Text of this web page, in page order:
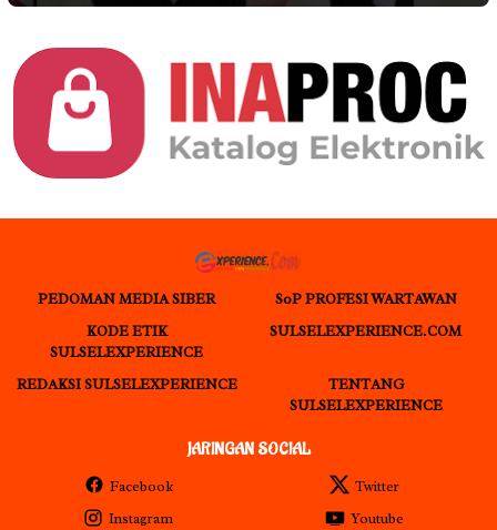
PEDOMAN MEDIA SIBER
S0P PROFESI WARTAWAN
KODE ETIK
SULSELEXPERIENCE
SULSELEXPERIENCE.COM
REDAKSI SULSELEXPERIENCE
TENTANG
SULSELEXPERIENCE
JARINGAN SOCIAL
Facebook
Twitter
Instagram
Youtube